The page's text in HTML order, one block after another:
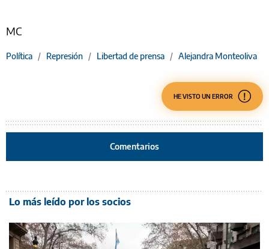
MC
Política / Represión / Libertad de prensa / Alejandra Monteoliva
HE VISTO UN ERROR
Comentarios
Lo más leído por los socios